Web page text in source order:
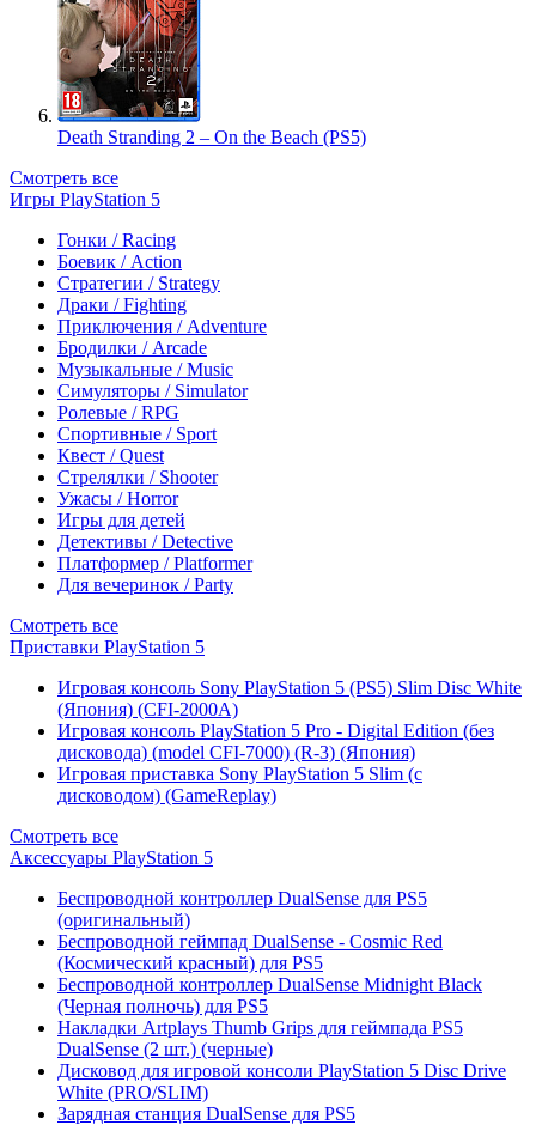
Death Stranding 2 – On the Beach (PS5)
Смотреть все
Игры PlayStation 5
Гонки / Racing
Боевик / Action
Стратегии / Strategy
Драки / Fighting
Приключения / Adventure
Бродилки / Arcade
Музыкальные / Music
Симуляторы / Simulator
Ролевые / RPG
Спортивные / Sport
Квест / Quest
Стрелялки / Shooter
Ужасы / Horror
Игры для детей
Детективы / Detective
Платформер / Platformer
Для вечеринок / Party
Смотреть все
Приставки PlayStation 5
Игровая консоль Sony PlayStation 5 (PS5) Slim Disc White
(Япония) (CFI-2000A)
Игровая консоль PlayStation 5 Pro - Digital Edition (без
дисковода) (model CFI-7000) (R-3) (Япония)
Игровая приставка Sony PlayStation 5 Slim (с
дисководом) (GameReplay)
Смотреть все
Аксессуары PlayStation 5
Беспроводной контроллер DualSense для PS5
(оригинальный)
Беспроводной геймпад DualSense - Cosmic Red
(Космический красный) для PS5
Беспроводной контроллер DualSense Midnight Black
(Черная полночь) для PS5
Накладки Artplays Thumb Grips для геймпада PS5
DualSense (2 шт.) (черные)
Дисковод для игровой консоли PlayStation 5 Disc Drive
White (PRO/SLIM)
Зарядная станция DualSense для PS5